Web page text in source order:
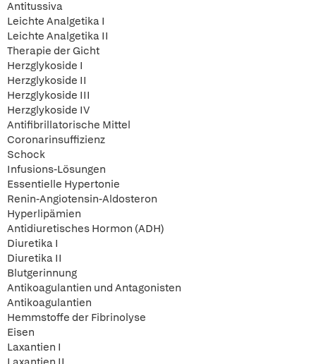
Antitussiva
Leichte Analgetika I
Leichte Analgetika II
Therapie der Gicht
Herzglykoside I
Herzglykoside II
Herzglykoside III
Herzglykoside IV
Antifibrillatorische Mittel
Coronarinsuffizienz
Schock
Infusions-Lösungen
Essentielle Hypertonie
Renin-Angiotensin-Aldosteron
Hyperlipämien
Antidiuretisches Hormon (ADH)
Diuretika I
Diuretika II
Blutgerinnung
Antikoagulantien und Antagonisten
Antikoagulantien
Hemmstoffe der Fibrinolyse
Eisen
Laxantien I